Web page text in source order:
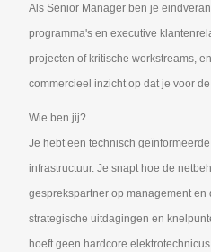
Als Senior Manager ben je
programma's en executive
projecten of kritische workstreams,
commercieel inzicht op dat je voor
Wie ben jij?
Je hebt een technisch
infrastructuur. Je snapt hoe de
gesprekspartner op management en
strategische uitdagingen en
hoeft geen hardcore